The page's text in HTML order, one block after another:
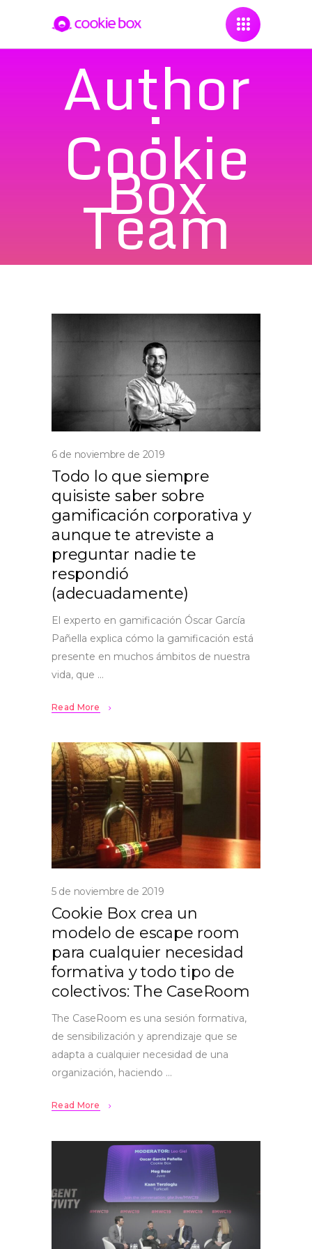
Author
:
Cookie
Box
Team
6 de noviembre de 2019
Todo lo que siempre
quisiste saber sobre
gamificación corporativa y
aunque te atreviste a
preguntar nadie te
respondió
(adecuadamente)
El experto en gamificación Óscar García
Pañella explica cómo la gamificación está
presente en muchos ámbitos de nuestra
vida, que
Read More
5 de noviembre de 2019
Cookie Box crea un
modelo de escape room
para cualquier necesidad
formativa y todo tipo de
colectivos: The CaseRoom
The CaseRoom es una sesión formativa,
de sensibilización y aprendizaje que se
adapta a cualquier necesidad de una
organización, haciendo
Read More